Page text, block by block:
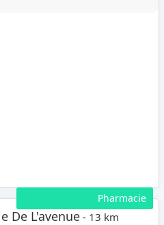
Pharmacie
De L'avenue - 13 km